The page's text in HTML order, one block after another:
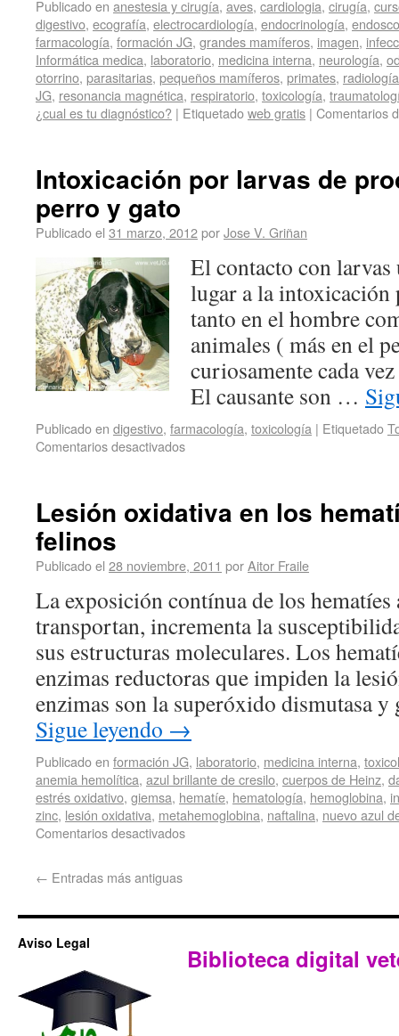
Publicado en anestesia y cirugía, aves, cardiologia, cirugía,
digestivo, ecografía, electrocardiología, endocrinología,
farmacología, formación JG, grandes mamíferos, imagen,
Informática medica, laboratorio, medicina interna, neurología,
otorrino, parasitarias, pequeños mamíferos, primates, radiología
JG, resonancia magnética, respiratorio, toxicología,
¿cual es tu diagnóstico? | Etiquetadoweb gratis | Comentarios
Intoxicación por larvas de
perro y gato
Publicado el 31 marzo, 2012porJose V. Griñan
El contacto con
lugar a la
tanto en el hombre
animales ( más en el
curiosamente cada
El causante son …
Publicado en digestivo, farmacología, toxicología | Etiquetado
Comentarios desactivados
Lesión oxidativa en los
felinos
Publicado el 28 noviembre, 2011 porAitor Fraile
La exposición contínua de los hematíes
transportan, incrementa la
sus estructuras moleculares. Los
enzimas reductoras que impiden la
enzimas son la superóxido dismutasa
Sigue leyendo →
Publicado en formación JG, laboratorio, medicina interna,
anemia hemolítica, azul brillante de cresilo, cuerpos de Heinz,
estrés oxidativo, giemsa, hematíe, hematología, hemoglobina,
zinc, lesión oxidativa, metahemoglobina, naftalina, nuevo azul
Comentarios desactivados
← Entradas más antiguas
Aviso Legal
Biblioteca digital